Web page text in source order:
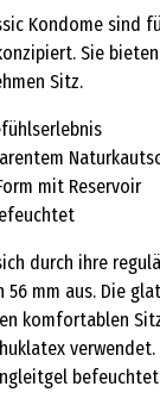
Kondome sind
Sie
Sitz.
mit Reservoir
durch ihre
mm aus. Die
komfortablen